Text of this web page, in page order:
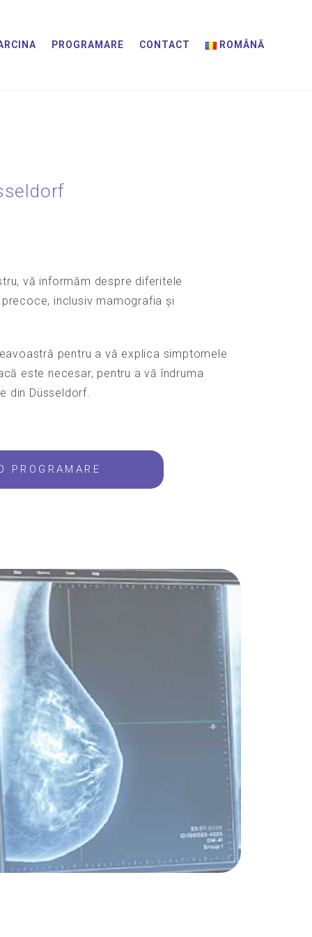
PROGRAMARE CONTACT ROMÂNĂ
vă informăm despre diferitele
inclusiv mamografia și
pentru a vă explica simptomele
este necesar, pentru a vă îndruma
din Düsseldorf.
PROGRAMARE